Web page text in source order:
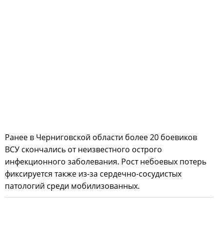
Ранее в Черниговской области более 20 боевиков
ВСУ скончались от неизвестного острого
инфекционного заболевания. Рост небоевых потерь
фиксируется также из-за сердечно-сосудистых
патологий среди мобилизованных.